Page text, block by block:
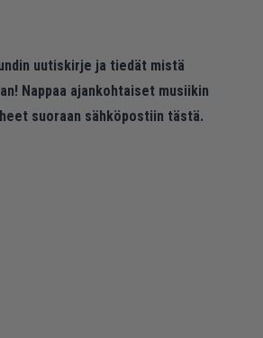
uutiskirje ja tiedät mistä
Nappaa ajankohtaiset musiikin
suoraan sähköpostiin tästä.